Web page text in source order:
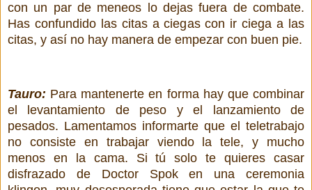
con un par de meneos lo dejas fuera de combate.
Has confundido las citas a ciegas con ir ciega a las
citas, y así no hay manera de empezar con buen pie.
Tauro: Para mantenerte en forma hay que combinar
el levantamiento de peso y el lanzamiento de
pesados. Lamentamos informarte que el teletrabajo
no consiste en trabajar viendo la tele, y mucho
menos en la cama. Si tú solo te quieres casar
disfrazado de Doctor Spok en una ceremonia